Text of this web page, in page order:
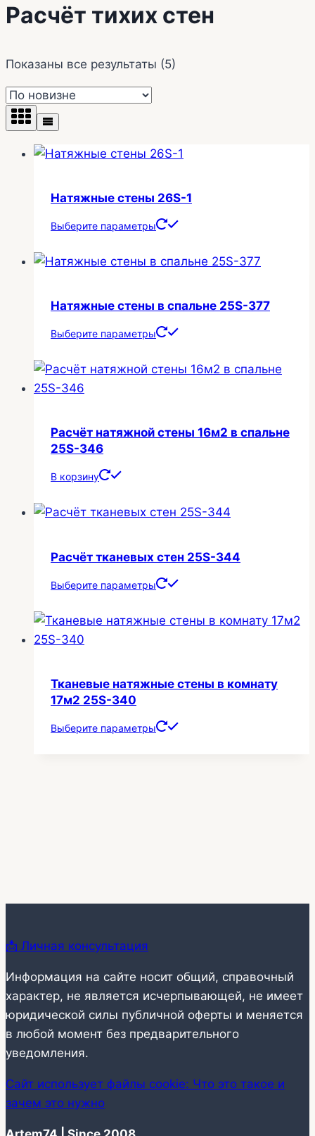
Расчёт тихих стен
Показаны все результаты (5)
Натяжные стены 26S-1
Выберите параметры
Натяжные стены в спальне 25S-377
Выберите параметры
Расчёт натяжной стены 16м2 в спальне
25S-346
В корзину
Расчёт тканевых стен 25S-344
Выберите параметры
Тканевые натяжные стены в комнату
17м2 25S-340
Выберите параметры
📩 Личная консультация
Информация на сайте носит общий, справочный
характер, не является исчерпывающей, не имеет
юридической силы публичной оферты и меняется
в любой момент без предварительного
уведомления.
Сайт использует файлы cookie: Что это такое и
зачем это нужно